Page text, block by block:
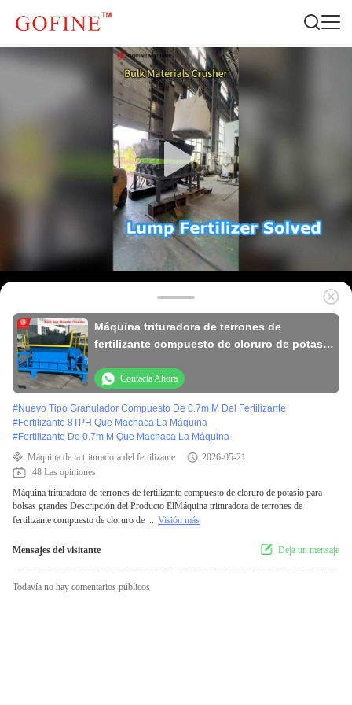
Máquina trituradora de terrones de
fertilizante compuesto de cloruro de potasio
Contacta Ahora
#Nuevo Tipo Granulador Compuesto De 0.7m M Del Fertilizante
#Fertilizante 8TPH Que Machaca La Máquina
#Fertilizante De 0.7m M Que Machaca La Máquina
Máquina de la trituradora del fertilizante
2026-05-21
48 Las opiniones
Máquina trituradora de terrones de fertilizante compuesto de cloruro de potasio para
bolsas grandes Descripción del Producto ElMáquina trituradora de terrones de
fertilizante compuesto de cloruro de ... Visión más
Mensajes del visitante Deja un mensaje
Todavía no hay comentarios públicos